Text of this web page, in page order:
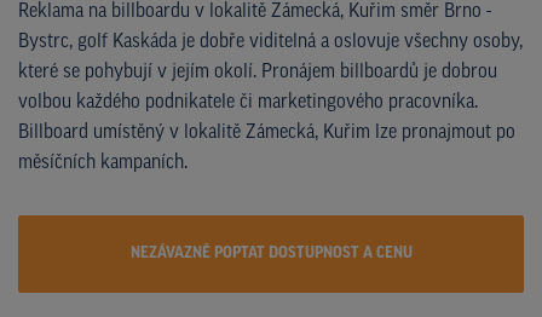
Reklama na billboardu v lokalitě Zámecká, Kuřim směr Brno -
Bystrc, golf Kaskáda je dobře viditelná a oslovuje všechny osoby,
které se pohybují v jejím okolí. Pronájem billboardů je dobrou
volbou každého podnikatele či marketingového pracovníka.
Billboard umístěný v lokalitě Zámecká, Kuřim lze pronajmout po
měsíčních kampaních.
NEZÁVAZNĚ POPTAT DOSTUPNOST A CENU